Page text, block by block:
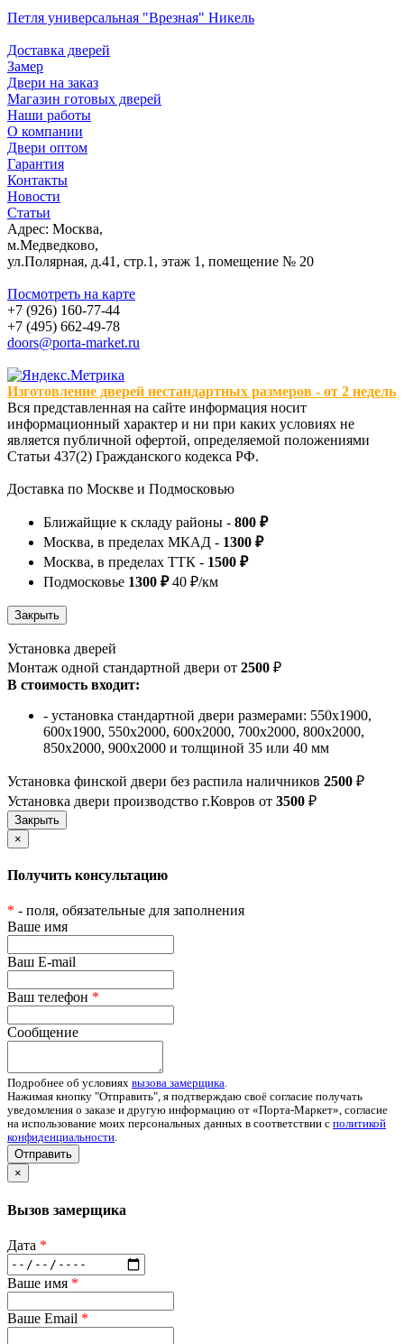
Петля универсальная "Врезная" Никель
Доставка дверей
Замер
Двери на заказ
Магазин готовых дверей
Наши работы
О компании
Двери оптом
Гарантия
Контакты
Новости
Статьи
Адрес: Москва,
м.Медведково,
ул.Полярная, д.41, стр.1, этаж 1, помещение № 20
Посмотреть на карте
+7 (926) 160-77-44
+7 (495) 662-49-78
doors@porta-market.ru
Изготовление дверей нестандартных размеров - от 2 недель
Вся представленная на сайте информация носит
информационный характер и ни при каких условиях не
является публичной офертой, определяемой положениями
Статьи 437(2) Гражданского кодекса РФ.
Доставка по Москве и Подмосковью
Ближайщие к складу районы - 800 ₽
Москва, в пределах МКАД - 1300 ₽
Москва, в пределах ТТК - 1500 ₽
Подмосковье 1300 ₽40 ₽/км
Установка дверей
Монтаж одной стандартной двери от 2500 ₽
В стоимость входит:
- установка стандартной двери размерами: 550х1900,
600х1900, 550х2000, 600х2000, 700х2000, 800х2000,
850х2000, 900х2000 и толщиной 35 или 40 мм
Установка финской двери без распила наличников 2500 ₽
Установка двери производство г.Ковров от 3500 ₽
×
Получить консультацию
* - поля, обязательные для заполнения
Ваше имя
Ваш E-mail
Ваш телефон *
Сообщение
Подробнее об условиях вызова замерщика.
Нажимая кнопку "Отправить", я подтверждаю своё согласие получать
уведомления о заказе и другую информацию от «Порта-Маркет», согласие
на использование моих персональных данных в соответствии с политикой
конфиденциальности.
Отправить
×
Вызов замерщика
Дата *
Ваше имя *
Ваше Email *